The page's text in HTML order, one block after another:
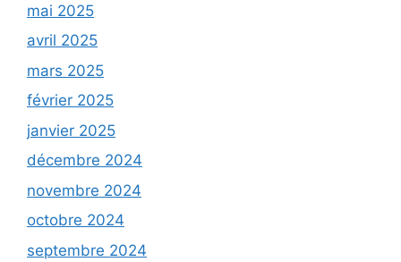
mai 2025
avril 2025
mars 2025
février 2025
janvier 2025
décembre 2024
novembre 2024
octobre 2024
septembre 2024